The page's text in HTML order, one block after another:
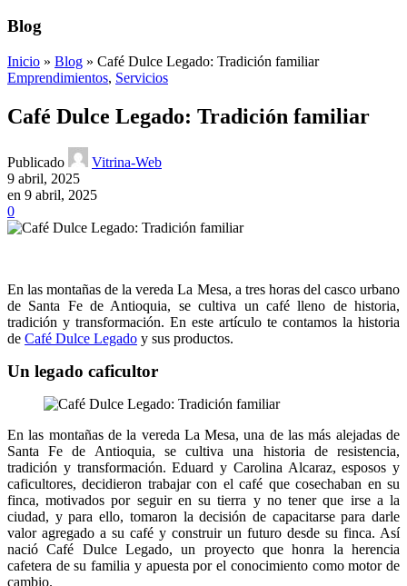
Blog
Inicio » Blog » Café Dulce Legado: Tradición familiar
Emprendimientos, Servicios
Café Dulce Legado: Tradición familiar
Publicado
Vitrina-Web
9 abril, 2025
en 9 abril, 2025
0
En las montañas de la vereda La Mesa, a tres horas del casco urbano
de Santa Fe de Antioquia, se cultiva un café lleno de historia,
tradición y transformación. En este artículo te contamos la historia
de Café Dulce Legado y sus productos.
Un legado caficultor
En las montañas de la vereda La Mesa, una de las más alejadas de
Santa Fe de Antioquia, se cultiva una historia de resistencia,
tradición y transformación. Eduard y Carolina Alcaraz, esposos y
caficultores, decidieron trabajar con el café que cosechaban en su
finca, motivados por seguir en su tierra y no tener que irse a la
ciudad, y para ello, tomaron la decisión de capacitarse para darle
valor agregado a su café y construir un futuro desde su finca. Así
nació Café Dulce Legado, un proyecto que honra la herencia
cafetera de su familia y apuesta por el conocimiento como motor de
cambio.